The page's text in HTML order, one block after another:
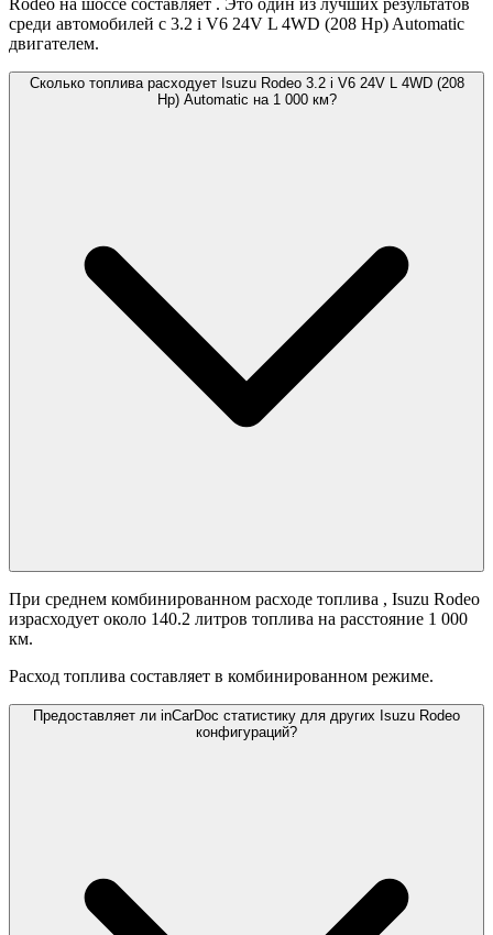
Rodeo на шоссе составляет . Это один из лучших результатов
среди автомобилей с 3.2 i V6 24V L 4WD (208 Hp) Automatic
двигателем.
Сколько топлива расходует Isuzu Rodeo 3.2 i V6 24V L 4WD (208
Hp) Automatic на 1 000 км?
При среднем комбинированном расходе топлива , Isuzu Rodeo
израсходует около 140.2 литров топлива на расстояние 1 000
км.
Расход топлива составляет в комбинированном режиме.
Предоставляет ли inCarDoc статистику для других Isuzu Rodeo
конфигураций?